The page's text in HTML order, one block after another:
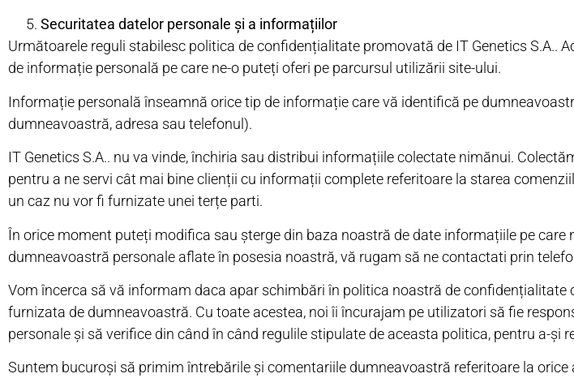
Securitatea datelor personale și a informațiilor
Următoarele reguli stabilesc politica de confidențialitate promovată de IT Genetics S.A..
de informație personală pe care ne-o puteți oferi pe parcursul utilizării site-ului.
Informație personală înseamnă orice tip de informație care vă identifică pe
dumneavoastră, adresa sau telefonul).
IT Genetics S.A.. nu va vinde, închiria sau distribui informațiile colectate nimănui.
pentru a ne servi cât mai bine clienții cu informații complete referitoare la starea
un caz nu vor fi furnizate unei terțe parti.
În orice moment puteți modifica sau șterge din baza noastră de date informațiile pe
dumneavoastră personale aflate în posesia noastră, vă rugam să ne contactati prin
Vom încerca să vă informam daca apar schimbări în politica noastră de
furnizata de dumneavoastră. Cu toate acestea, noi îi încurajam pe utilizatori să fie
personale și să verifice din când în când regulile stipulate de aceasta politica, pentru a-și
Suntem bucuroși să primim întrebările și comentariile dumneavoastră referitoare la